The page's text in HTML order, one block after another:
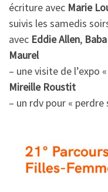
écriture avec Marie
suivis les samedis
avec Eddie Allen,
Maurel
– une visite de l’expo
Mireille Roustit
– un rdv pour «